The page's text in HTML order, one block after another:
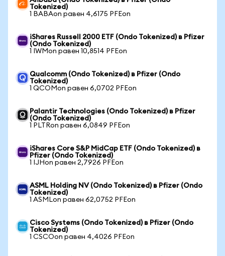
Tokenized)
1 BABAon равен 4,6175 PFEon
iShares Russell 2000 ETF (Ondo Tokenized) в Pfizer
(Ondo Tokenized)
1 IWMon равен 10,8514 PFEon
Qualcomm (Ondo Tokenized) в Pfizer (Ondo
Tokenized)
1 QCOMon равен 6,0702 PFEon
Palantir Technologies (Ondo Tokenized) в Pfizer
(Ondo Tokenized)
1 PLTRon равен 6,0849 PFEon
iShares Core S&P MidCap ETF (Ondo Tokenized) в
Pfizer (Ondo Tokenized)
1 IJHon равен 2,7926 PFEon
ASML Holding NV (Ondo Tokenized) в Pfizer (Ondo
Tokenized)
1 ASMLon равен 62,0752 PFEon
Cisco Systems (Ondo Tokenized) в Pfizer (Ondo
Tokenized)
1 CSCOon равен 4,4026 PFEon